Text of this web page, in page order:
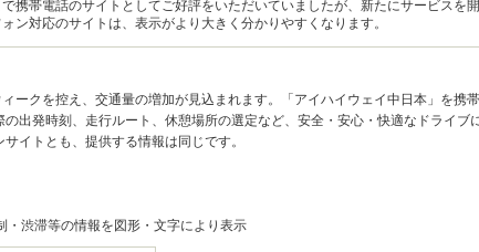
携帯電話のサイトとしてご好評をいただいていましたが、新たにサービスを
ン対応のサイトは、表示がより大きく分かりやすくなります。
ークを控え、交通量の増加が見込まれます。「アイハイウェイ中日本」を携
出発時刻、走行ルート、休憩場所の選定など、安全・安心・快適なドライブ
イトとも、提供する情報は同じです。
渋滞等の情報を図形・文字により表示